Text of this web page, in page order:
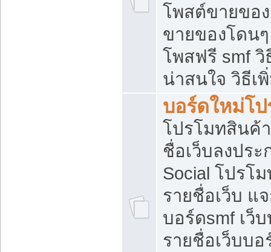
โพสต์ขายขอ
ขายของโดน
โพสฟรี smf
น่าสนใจ วิธีเ
บอร์ดใหม่โ
โปรโมทสินค้
ชื่อเว็บลงปร
Social โปรโ
รายชื่อเว็บ แ
บอร์ดsmf เว็
รายชื่อเว็บบ